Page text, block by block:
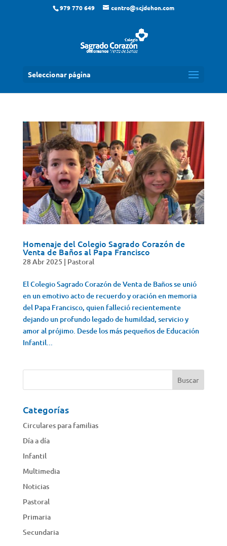
979 770 649 centro@scjdehon.com
Seleccionar página
Homenaje del Colegio Sagrado Corazón de
Venta de Baños al Papa Francisco
28 Abr 2025 | Pastoral
El Colegio Sagrado Corazón de Venta de Baños se unió
en un emotivo acto de recuerdo y oración en memoria
del Papa Francisco, quien falleció recientemente
dejando un profundo legado de humildad, servicio y
amor al prójimo. Desde los más pequeños de Educación
Infantil...
Categorías
Circulares para familias
Día a día
Infantil
Multimedia
Noticias
Pastoral
Primaria
Secundaria